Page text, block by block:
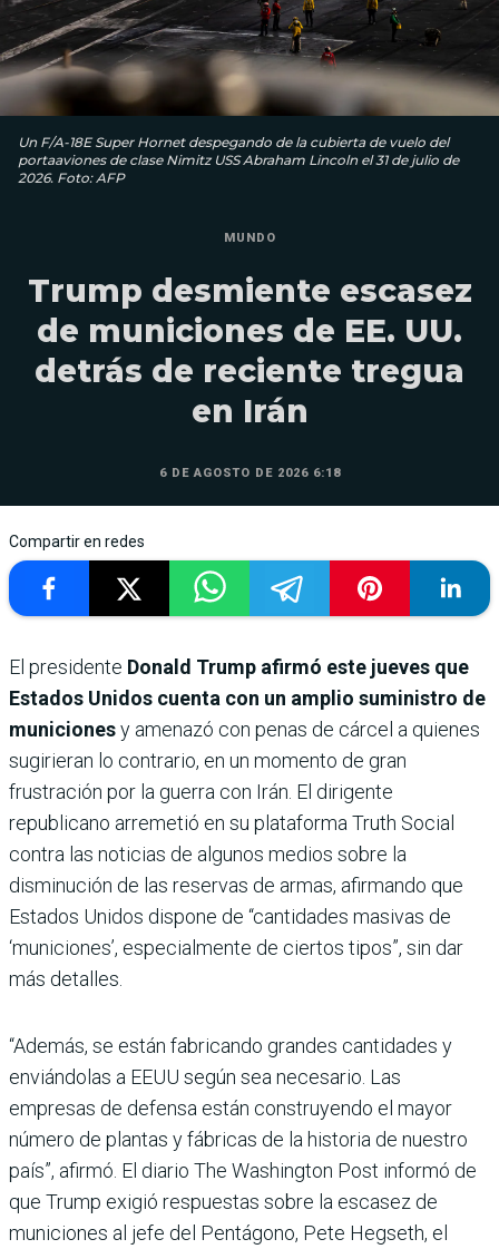
Un F/A-18E Super Hornet despegando de la cubierta de vuelo del
portaaviones de clase Nimitz USS Abraham Lincoln el 31 de julio de
2026. Foto: AFP
MUNDO
Trump desmiente escasez
de municiones de EE. UU.
detrás de reciente tregua
en Irán
6 DE AGOSTO DE 2026 6:18
Compartir en redes
El presidente Donald Trump afirmó este jueves que
Estados Unidos cuenta con un amplio suministro de
municionesy amenazó con penas de cárcel a quienes
sugirieran lo contrario, en un momento de gran
frustración por la guerra con Irán. El dirigente
republicano arremetió en su plataforma Truth Social
contra las noticias de algunos medios sobre la
disminución de las reservas de armas, afirmando que
Estados Unidos dispone de “cantidades masivas de
‘municiones’, especialmente de ciertos tipos”, sin dar
más detalles.
“Además, se están fabricando grandes cantidades y
enviándolas a EEUU según sea necesario. Las
empresas de defensa están construyendo el mayor
número de plantas y fábricas de la historia de nuestro
país”, afirmó. El diario The Washington Post informó de
que Trump exigió respuestas sobre la escasez de
municiones al jefe del Pentágono, Pete Hegseth, el